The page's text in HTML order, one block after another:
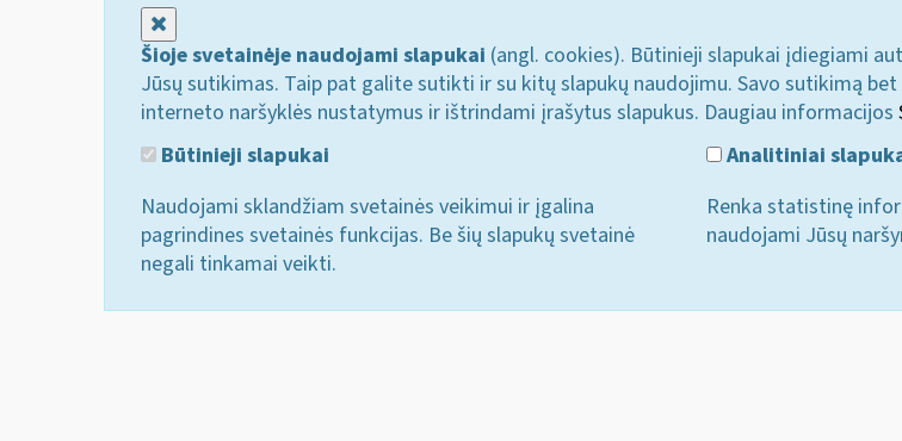
Šioje svetainėje naudojami slapukai (angl. cookies). Būtinieji slapukai įdiegiami
Jūsų sutikimas. Taip pat galite sutikti ir su kitų slapukų naudojimu. Savo sutikimą
interneto naršyklės nustatymus ir ištrindami įrašytus slapukus. Daugiau informacijos
Būtinieji slapukai
Naudojami sklandžiam svetainės veikimui ir įgalina
pagrindines svetainės funkcijas. Be šių slapukų svetainė
negali tinkamai veikti.
Analitiniai
Renka statistinę
naudojami Jūsų